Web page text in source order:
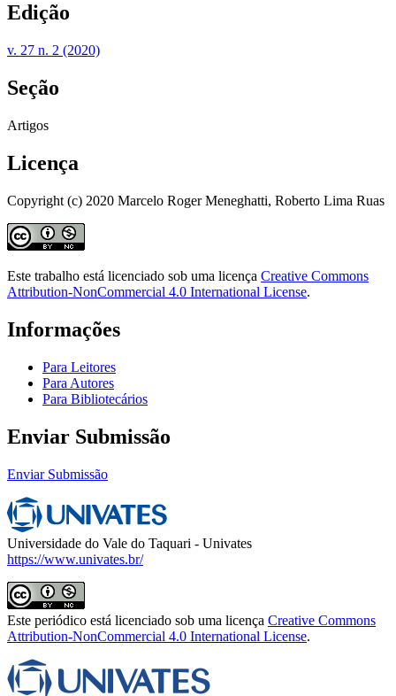
Edição
v. 27 n. 2 (2020)
Seção
Artigos
Licença
Copyright (c) 2020 Marcelo Roger Meneghatti, Roberto Lima Ruas
Este trabalho está licenciado sob uma licença Creative Commons
Attribution-NonCommercial 4.0 International License.
Informações
Para Leitores
Para Autores
Para Bibliotecários
Enviar Submissão
Enviar Submissão
Universidade do Vale do Taquari - Univates
https://www.univates.br/
Este periódico está licenciado sob uma licença Creative Commons
Attribution-NonCommercial 4.0 International License.